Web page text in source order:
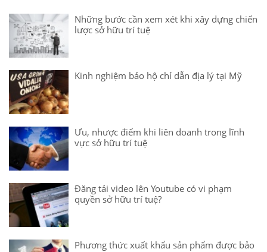
Những bước cần xem xét khi xây dựng chiến
lược sở hữu trí tuệ
Kinh nghiệm bảo hộ chỉ dẫn địa lý tại Mỹ
Ưu, nhược điểm khi liên doanh trong lĩnh
vực sở hữu trí tuệ
Đăng tải video lên Youtube có vi phạm
quyền sở hữu trí tuệ?
Phương thức xuất khẩu sản phẩm được bảo